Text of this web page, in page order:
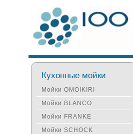
Кухонные мойки
Мойки OMOIKIRI
Мойки BLANCO
Мойки FRANKE
Мойки SCHOCK